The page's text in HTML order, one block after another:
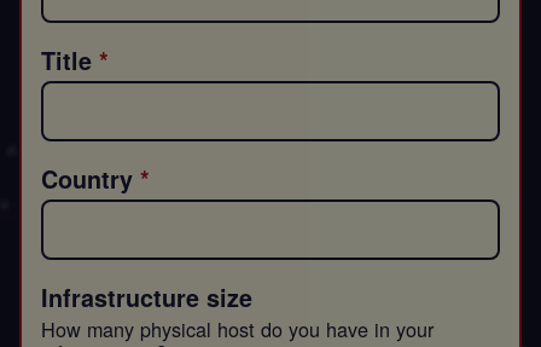
Title
Country
Infrastructure size
How many physical host do you have in your